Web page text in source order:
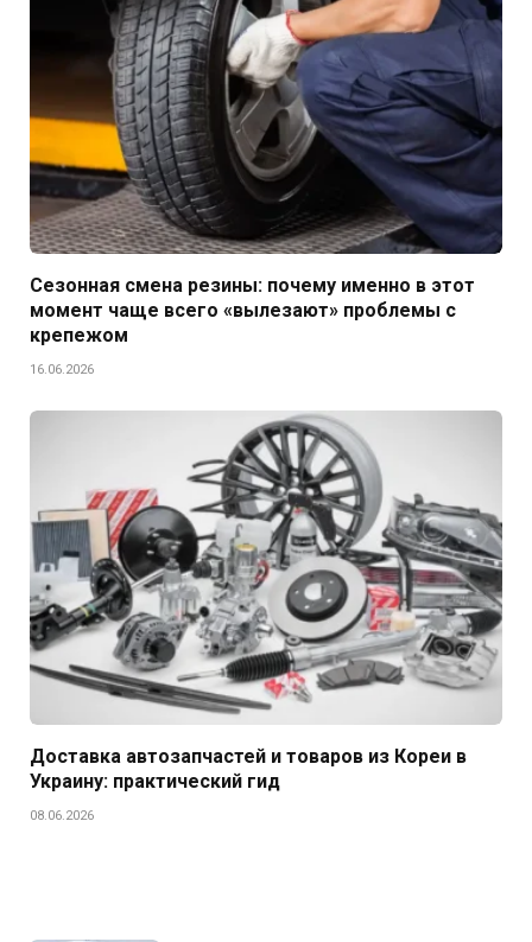
Сезонная смена резины: почему именно в этот
момент чаще всего «вылезают» проблемы с
крепежом
16.06.2026
Доставка автозапчастей и товаров из Кореи в
Украину: практический гид
08.06.2026